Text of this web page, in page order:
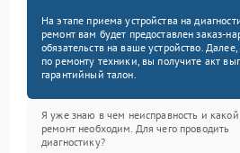
На этапе приема устройства на
ремонт вам будет предоставлен заказ-
обязательств на ваше устройство.
по ремонту техники, вы получите акт
гарантийный талон.
Я уже знаю в чем неисправность и какой
ремонт необходим. Для чего проводить
диагностику?